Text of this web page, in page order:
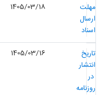
1405/03/18
1405/03/16